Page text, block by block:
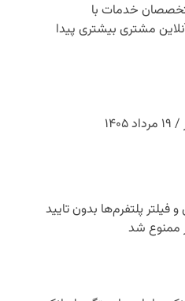
خدمات با
مشتری بیشتری پیدا
فیلتر پلتفرم‌ها بدون تایید
ممنوع شد